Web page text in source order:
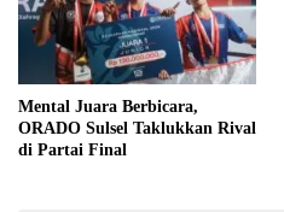
Mental Juara Berbicara,
ORADO Sulsel Taklukkan Rival
di Partai Final